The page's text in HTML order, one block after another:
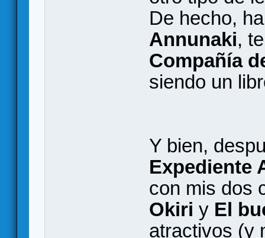
De hecho,
Annunaki,
Compañía
siendo un
Y bien,
Expediente
con mis dos
Okiri y El
atractivos (y